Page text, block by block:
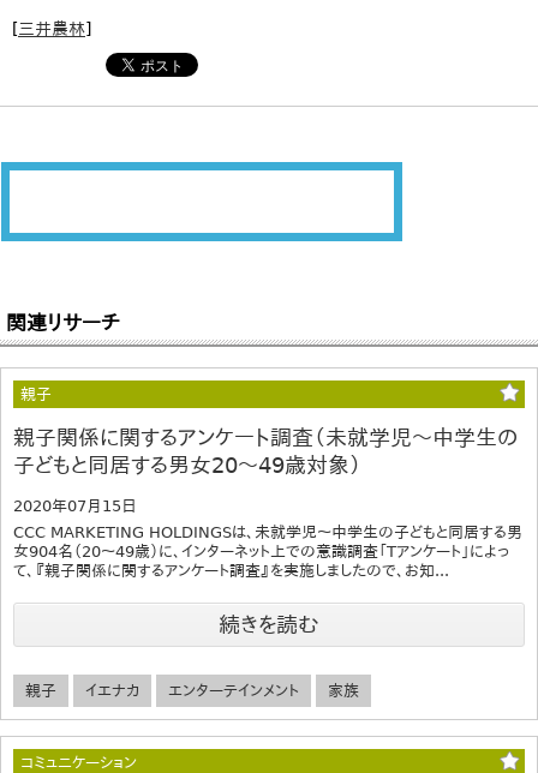
[三井農林]
関連リサーチ
親子
親子関係に関するアンケート調査（未就学児～中学生の
子どもと同居する男女20～49歳対象）
2020年07月15日
CCC MARKETING HOLDINGSは、未就学児～中学生の子どもと同居する男
女904名（20～49歳）に、インターネット上での意識調査「Tアンケート」によっ
て、『親子関係に関するアンケート調査』を実施しましたので、お知...
続きを読む
親子 イエナカ エンターテインメント 家族
コミュニケーション